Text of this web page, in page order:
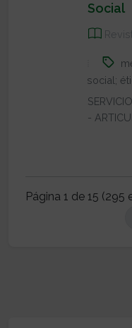
Social
social;
-
Página 1 de 15 (295